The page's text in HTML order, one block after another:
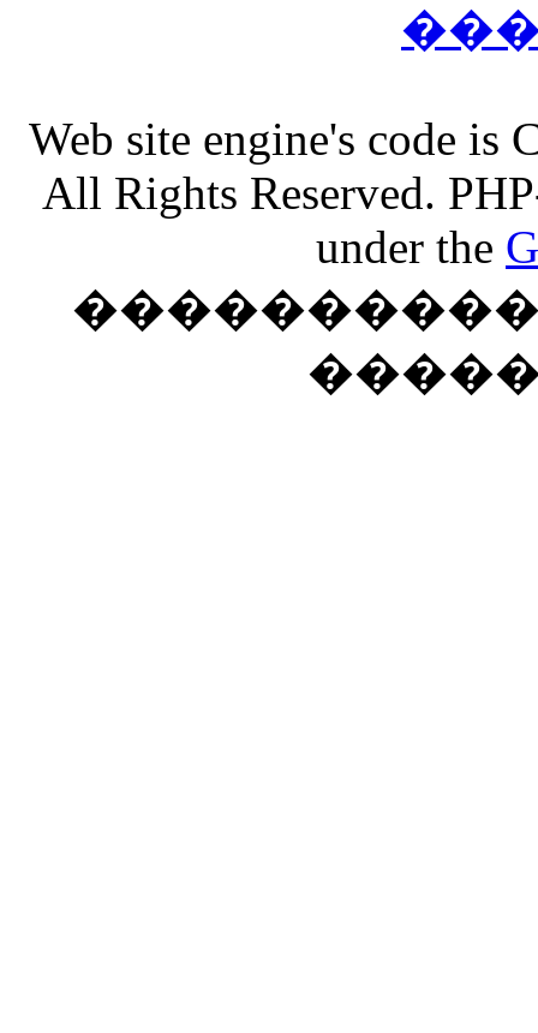
Web site engine's code
All Rights Reserved.
under the
����������